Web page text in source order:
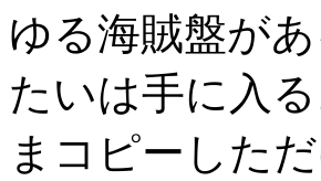
ゆる海賊盤が
たいは手に入
まコピーした